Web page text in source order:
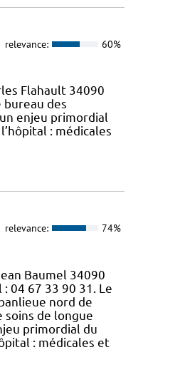
relevance: 60%
Flahault 34090
des
enjeu primordial
: médicales
relevance: 74%
Baumel 34090
04 67 33 90 31. Le
nord de
de longue
primordial du
: médicales et